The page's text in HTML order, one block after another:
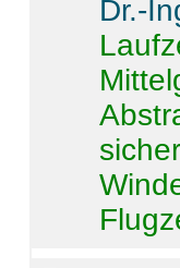
Dr.-